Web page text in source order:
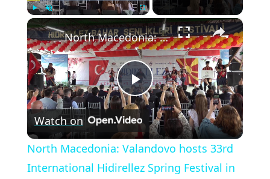
Play Fullscreen ×
Play
Video
North Macedonia: Valandovo hosts 33rd International Hidirellez Spring Festival in North Macedonia.
Watch on
North Macedonia: Valandovo hosts 33rd
International Hidirellez Spring Festival in